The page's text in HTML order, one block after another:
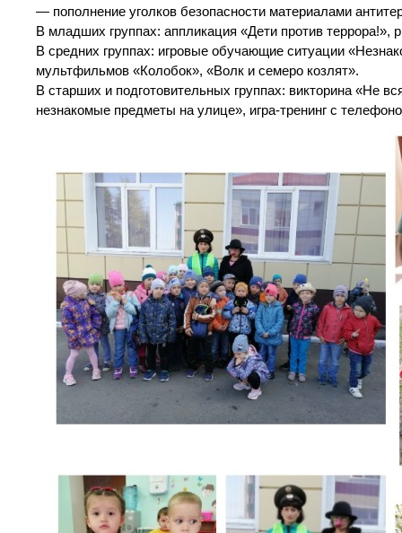
— пополнение уголков безопасности материалами
В младших группах: аппликация «Дети против
В средних группах: игровые обучающие ситуации
мультфильмов «Колобок», «Волк и семеро козлят».
В старших и подготовительных группах: викторина «Не
незнакомые предметы на улице», игра-тренинг с